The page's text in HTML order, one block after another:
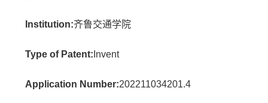
Institution:齐鲁交通学院
Type of Patent: Invent
Application Number:202211034201.4